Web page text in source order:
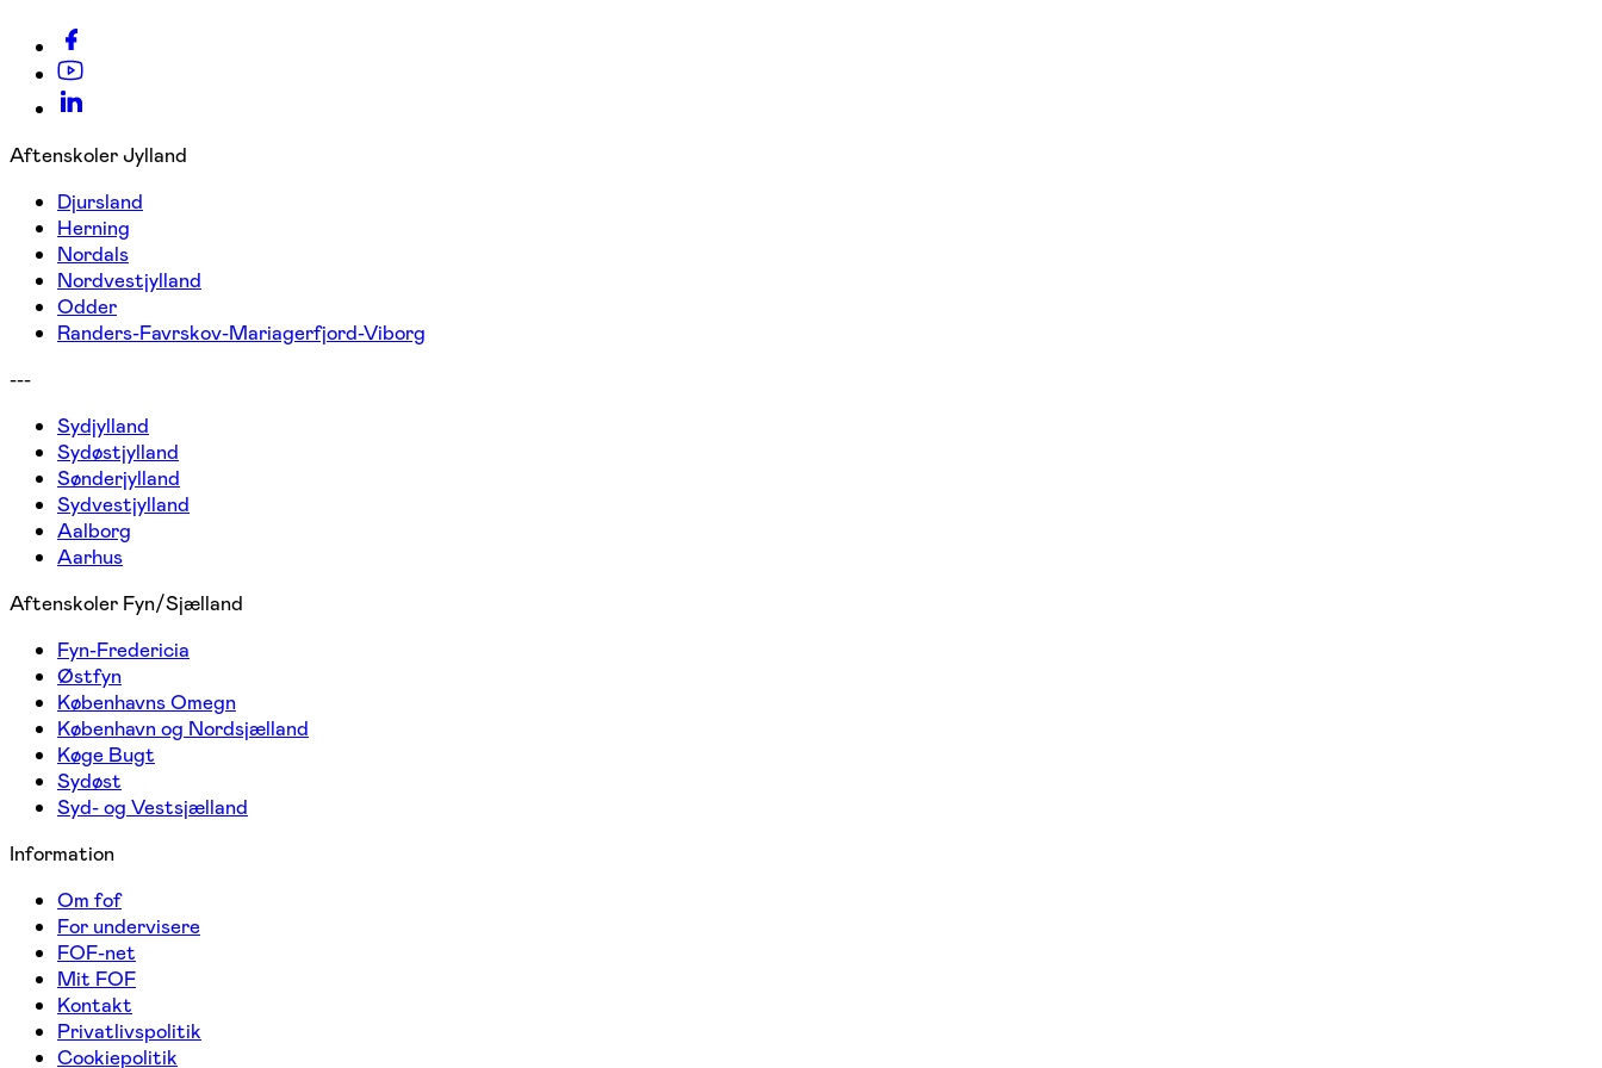
Aftenskoler Jylland
Djursland
Herning
Nordals
Nordvestjylland
Odder
Randers-Favrskov-Mariagerfjord-Viborg
---
Sydjylland
Sydøstjylland
Sønderjylland
Sydvestjylland
Aalborg
Aarhus
Aftenskoler Fyn/Sjælland
Fyn-Fredericia
Østfyn
Københavns Omegn
København og Nordsjælland
Køge Bugt
Sydøst
Syd- og Vestsjælland
Information
Om fof
For undervisere
FOF-net
Mit FOF
Kontakt
Privatlivspolitik
Cookiepolitik